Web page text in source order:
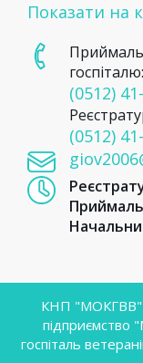
Показати на
госпіталю:
(0512)
(0512)
КНП "МОКГВВ"
підприємство
госпіталь